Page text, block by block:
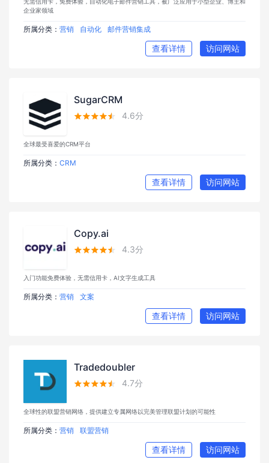
企业家领域
所属分类： 营销 自动化 邮件营销集成
查看详情 访问网站
SugarCRM
 4.6分
全球最受喜爱的CRM平台
所属分类： CRM
查看详情 访问网站
Copy.ai
 4.3分
入门功能免费体验，无需信用卡，AI文字生成工具
所属分类： 营销 文案
查看详情 访问网站
Tradedoubler
 4.7分
全球性的联盟营销网络，提供建立专属网络以完美管理联盟计划的可能性
所属分类： 营销 联盟营销
查看详情 访问网站